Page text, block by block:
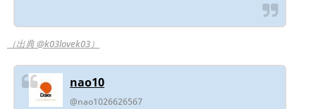
（出典 @k03lovek03）
nao10
@nao1026626567